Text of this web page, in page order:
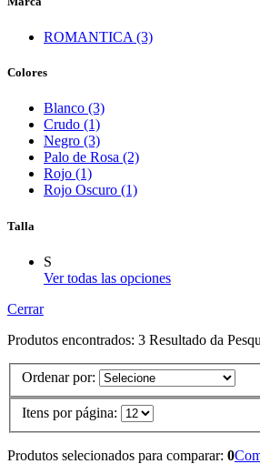
ROMANTICA (3)
Colores
Blanco (3)
Crudo (1)
Negro (3)
Palo de Rosa (2)
Rojo (1)
Rojo Oscuro (1)
Talla
S
Ver todas las opciones
Cerrar
Produtos encontrados: 3 Resultado da
Ordenar por:
Itens por página:
Produtos selecionados para comparar: 0